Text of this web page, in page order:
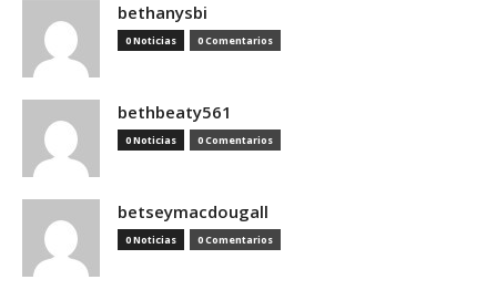
bethanysbi
0 Noticias 0 Comentarios
bethbeaty561
0 Noticias 0 Comentarios
betseymacdougall
0 Noticias 0 Comentarios